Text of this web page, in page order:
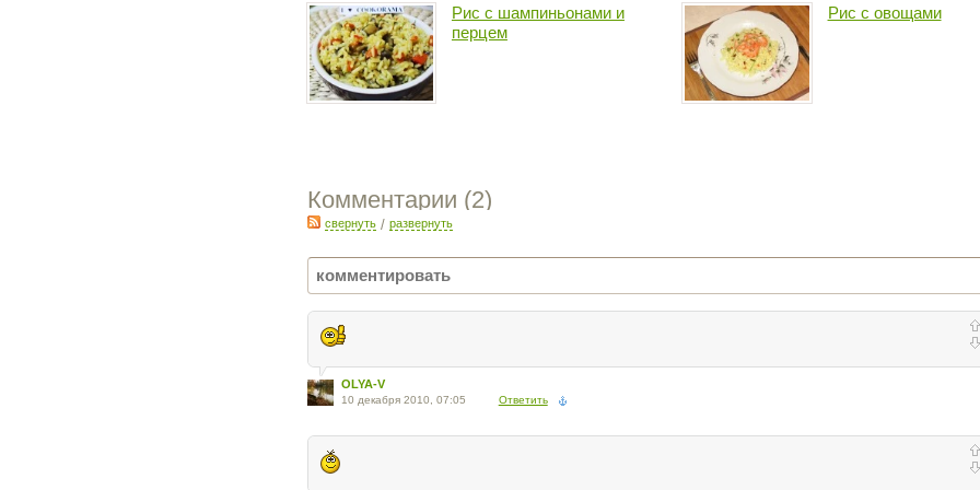
Рис с шампиньонами и
перцем
Рис с овощами
Комментарии (2)
свернуть/ развернуть
OLYA-V
10 декабря 2010, 07:05 Ответить